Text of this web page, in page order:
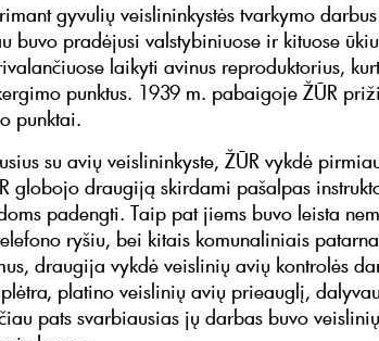
gyvulių veislininkystės tvarkymo
buvo pradėjusi valstybiniuose ir kituose
laikyti avinus reproduktorius,
punktus. 1939 m. pabaigoje ŽŪR
punktai.
su avių veislininkyste, ŽŪR vykdė
globojo draugiją skirdami pašalpas
padengti. Taip pat jiems buvo leista
ryšiu, bei kitais komunaliniais
draugija vykdė veislinių avių kontrolės
platino veislinių avių prieauglį,
pats svarbiausias jų darbas buvo